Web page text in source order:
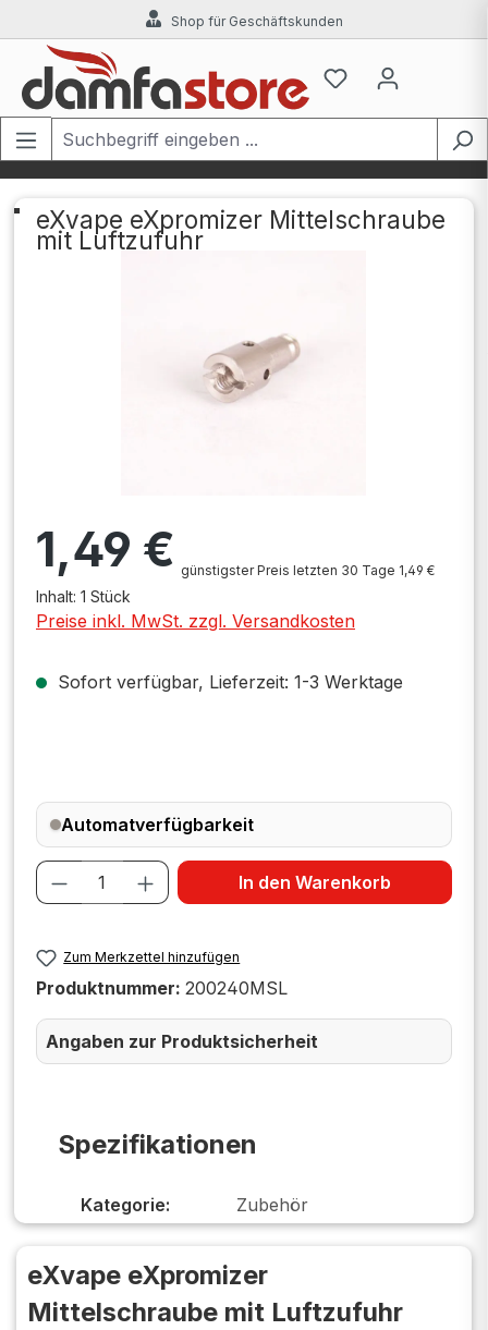
Zum Hauptinhalt springenShop für Geschäftskunden
eXvape eXpromizer Mittelschraube
mit Luftzufuhr
Spezifikationen
Kategorie: Zubehör
1,49 € günstigster Preis letzten 30 Tage 1,49 €
Inhalt: 1 Stück
Preise inkl. MwSt. zzgl. Versandkosten
Sofort verfügbar, Lieferzeit: 1-3 Werktage
Automatverfügbarkeit
Produkt Anzahl: Gib den
In den Warenkorb
Zum Merkzettel hinzufügen
Produktnummer: 200240MSL
Angaben zur Produktsicherheit
eXvape eXpromizer
Mittelschraube mit Luftzufuhr